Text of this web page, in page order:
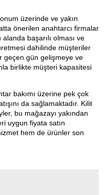
üzerinde ve yakın
önerilen anahtarcı firmalar
başarılı olması ve
dahilinde müşteriler
geçen gün gelişmeye ve
birlikte müşteri kapasitesi
bakımı üzerine pek çok
da sağlamaktadır. Kilit
bu mağazayı yakından
uygun fiyata satın
hem de ürünler son